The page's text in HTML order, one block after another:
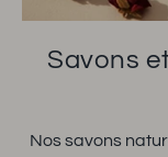
Savons
Nos savons